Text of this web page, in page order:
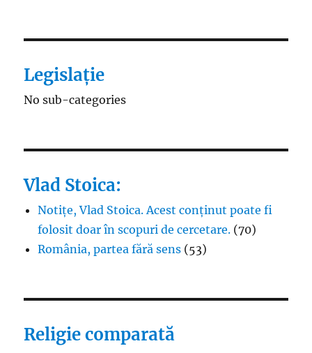
Legislație
No sub-categories
Vlad Stoica:
Notițe, Vlad Stoica. Acest conținut poate fi
folosit doar în scopuri de cercetare. (70)
România, partea fără sens (53)
Religie comparată